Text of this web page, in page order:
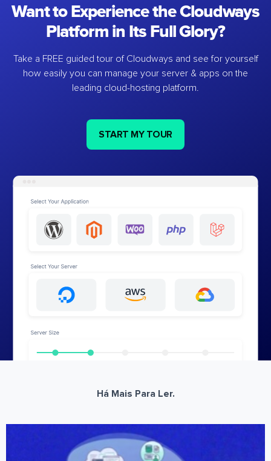
Want to Experience the Cloudways
Platform in Its Full Glory?
Take a FREE guided tour of Cloudways and see for yourself
how easily you can manage your server & apps on the
leading cloud-hosting platform.
START MY TOUR
Há Mais Para Ler.